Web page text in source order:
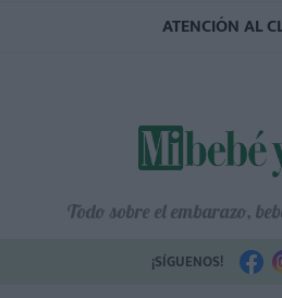
ATENCIÓN AL
Todo sobre el embarazo,
¡SÍGUENOS!